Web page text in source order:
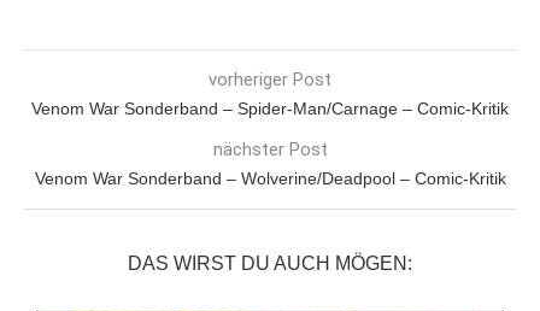
vorheriger Post
Venom War Sonderband – Spider-Man/Carnage – Comic-Kritik
nächster Post
Venom War Sonderband – Wolverine/Deadpool – Comic-Kritik
DAS WIRST DU AUCH MÖGEN: